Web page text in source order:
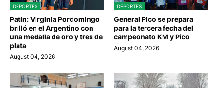
DEPORTES
Patín: Virginia Pordomingo
brilló en el Argentino con
una medalla de oro y tres de
plata
August 04, 2026
DEPORTES
General Pico se prepara
para la tercera fecha del
campeonato KM y Pico
August 04, 2026